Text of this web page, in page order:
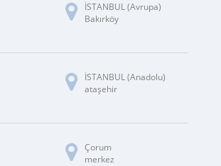
İSTANBUL (Avrupa)
Bakırköy
İSTANBUL (Anadolu)
ataşehir
Çorum
merkez